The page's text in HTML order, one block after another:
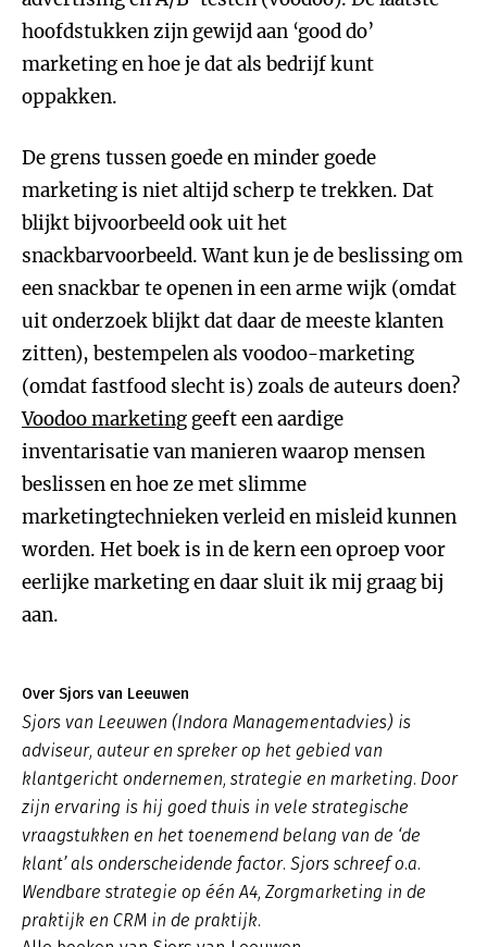
hoofdstukken zijn gewijd aan ‘good do’
marketing en hoe je dat als bedrijf kunt
oppakken.
De grens tussen goede en minder goede
marketing is niet altijd scherp te trekken. Dat
blijkt bijvoorbeeld ook uit het
snackbarvoorbeeld. Want kun je de beslissing om
een snackbar te openen in een arme wijk (omdat
uit onderzoek blijkt dat daar de meeste klanten
zitten), bestempelen als voodoo-marketing
(omdat fastfood slecht is) zoals de auteurs doen?
Voodoo marketing geeft een aardige
inventarisatie van manieren waarop mensen
beslissen en hoe ze met slimme
marketingtechnieken verleid en misleid kunnen
worden. Het boek is in de kern een oproep voor
eerlijke marketing en daar sluit ik mij graag bij
aan.
Over Sjors van Leeuwen
Sjors van Leeuwen (Indora Managementadvies) is
adviseur, auteur en spreker op het gebied van
klantgericht ondernemen, strategie en marketing. Door
zijn ervaring is hij goed thuis in vele strategische
vraagstukken en het toenemend belang van de ‘de
klant’ als onderscheidende factor. Sjors schreef o.a.
Wendbare strategie op één A4, Zorgmarketing in de
praktijk en CRM in de praktijk.